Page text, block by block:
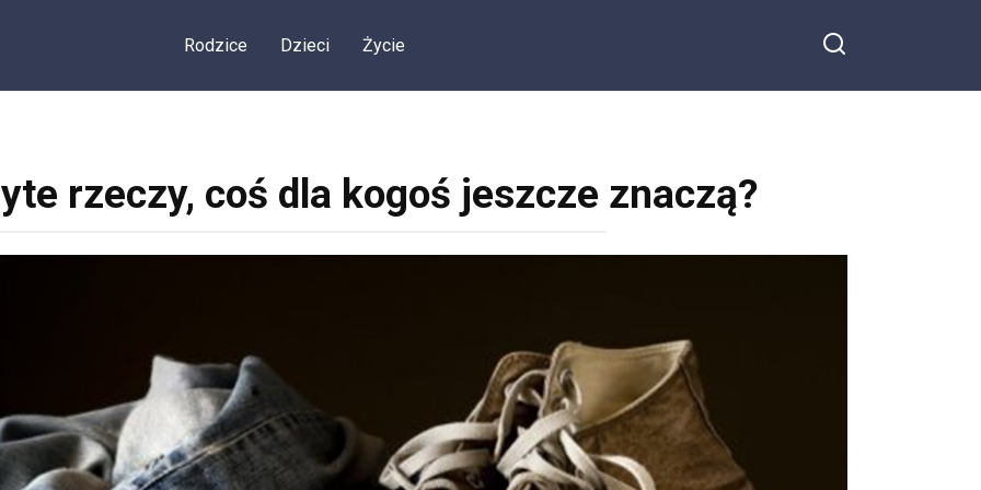
Rodzice Dzieci Życie
rzeczy, coś dla kogoś jeszcze znaczą?